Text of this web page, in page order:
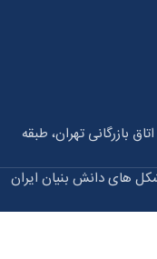
بازرگانی تهران، طبقه
های دانش بنیان ایران